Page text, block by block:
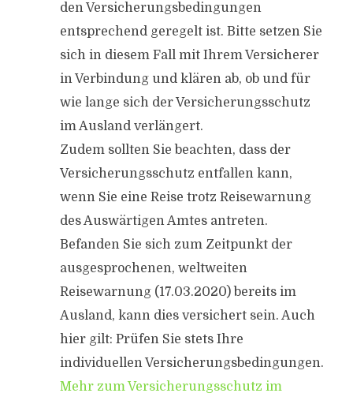
den Versicherungsbedingungen
entsprechend geregelt ist. Bitte setzen Sie
sich in diesem Fall mit Ihrem Versicherer
in Verbindung und klären ab, ob und für
wie lange sich der Versicherungsschutz
im Ausland verlängert.
Zudem sollten Sie beachten, dass der
Versicherungsschutz entfallen kann,
wenn Sie eine Reise trotz Reisewarnung
des Auswärtigen Amtes antreten.
Befanden Sie sich zum Zeitpunkt der
ausgesprochenen, weltweiten
Reisewarnung (17.03.2020) bereits im
Ausland, kann dies versichert sein. Auch
hier gilt: Prüfen Sie stets Ihre
individuellen Versicherungsbedingungen.
Mehr zum Versicherungsschutz im